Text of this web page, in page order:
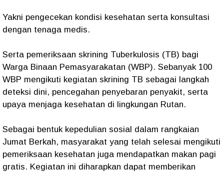
Yakni pengecekan kondisi kesehatan serta konsultasi
dengan tenaga medis.
Serta pemeriksaan skrining Tuberkulosis (TB) bagi
Warga Binaan Pemasyarakatan (WBP). Sebanyak 100
WBP mengikuti kegiatan skrining TB sebagai langkah
deteksi dini, pencegahan penyebaran penyakit, serta
upaya menjaga kesehatan di lingkungan Rutan.
Sebagai bentuk kepedulian sosial dalam rangkaian
Jumat Berkah, masyarakat yang telah selesai mengikuti
pemeriksaan kesehatan juga mendapatkan makan pagi
gratis. Kegiatan ini diharapkan dapat memberikan